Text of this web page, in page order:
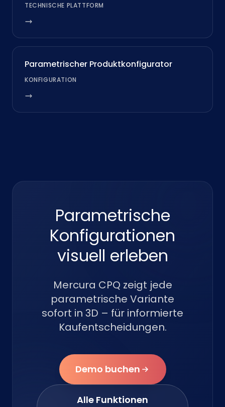
TECHNISCHE PLATTFORM
Parametrischer Produktkonfigurator
KONFIGURATION
Parametrische
Konfigurationen
visuell erleben
Mercura CPQ zeigt jede
parametrische Variante
sofort in 3D – für informierte
Kaufentscheidungen.
Demo buchen
Alle Funktionen